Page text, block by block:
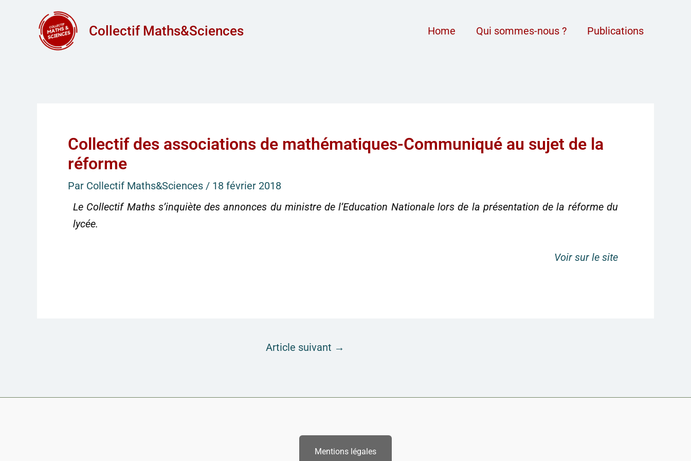
Collectif Maths&Sciences Home Qui sommes-nous ? Publications
Collectif des associations de mathématiques-Communiqué au sujet de la
réforme
Par Collectif Maths&Sciences / 18 février 2018
Le Collectif Maths s’inquiète des annonces du ministre de l’Education Nationale lors de la présentation de la réforme du
lycée.
Voir sur le site
Article suivant →
Mentions légales